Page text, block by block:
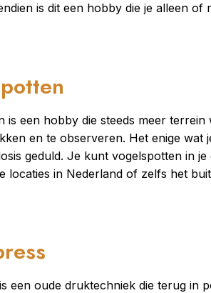
is dit een hobby die je alleen
is een hobby die steeds meer
en te observeren. Het enige wat
geduld. Je kunt vogelspotten in
locaties in Nederland of zelfs het
een oude druktechniek die terug in